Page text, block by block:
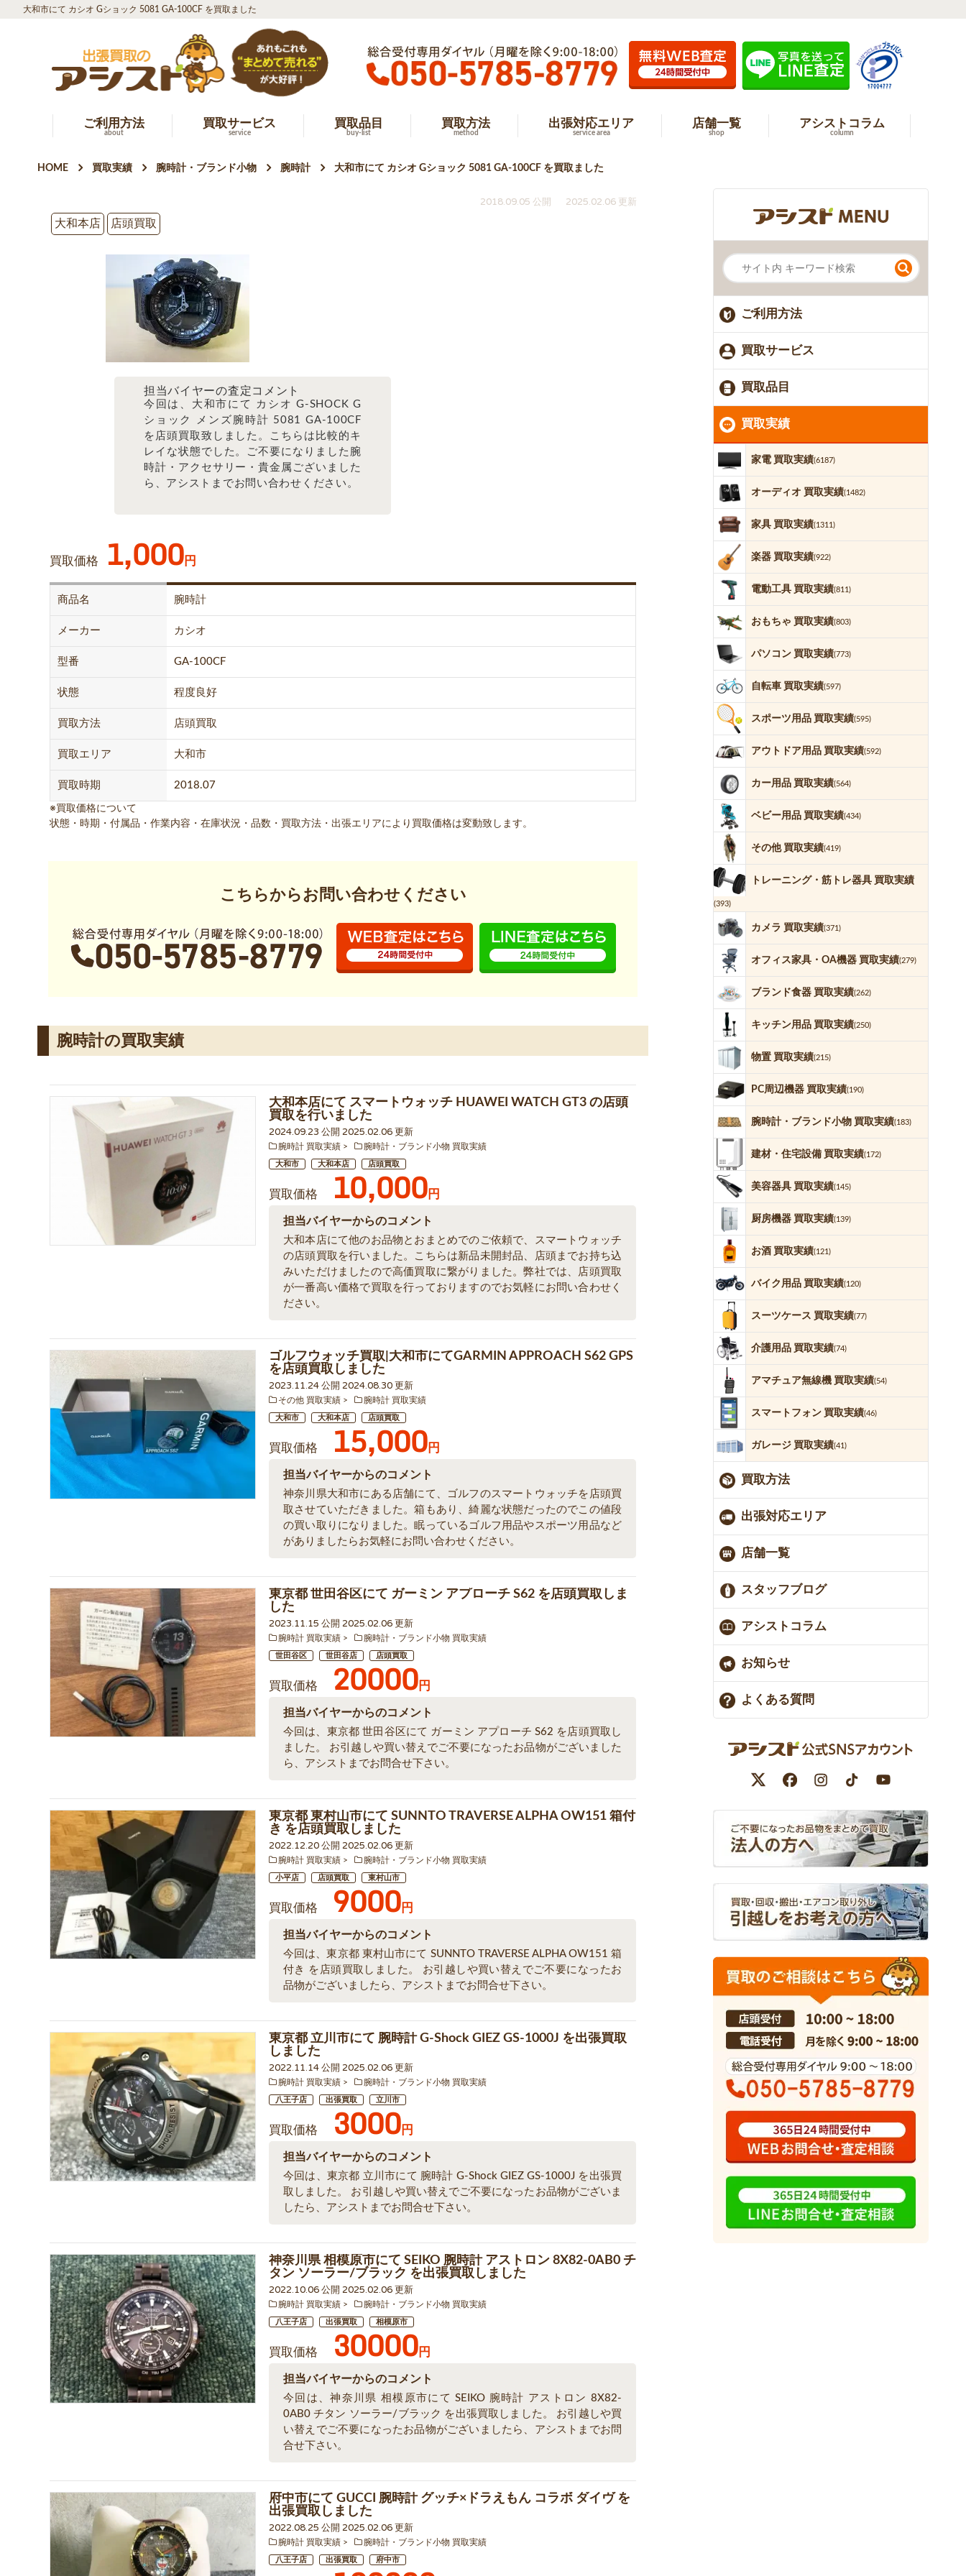
大和市にて カシオ Gショック 5081 GA-100CF を買取ました
ご利用方法
about
買取サービス
service
買取品目
buy-list
買取方法
method
出張対応エリア
service area
店舗一覧
shop
アシストコラム
column
HOME 買取実績 腕時計・ブランド小物 腕時計 大和市にて カシオ Gショック 5081 GA-100CF を買取ました
2018.09.05 公開
2025.02.06 更新
大和本店
店頭買取
担当バイヤーの査定コメント
今回は、大和市にて カシオ G-SHOCK G
ショック メンズ腕時計 5081 GA-100CF
を店頭買取致しました。こちらは比較的キ
レイな状態でした。ご不要になりました腕
時計・アクセサリー・貴金属ございました
ら、アシストまでお問い合わせください。
買取価格 1,000円
商品名 腕時計
メーカー カシオ
型番 GA-100CF
状態 程度良好
買取方法 店頭買取
買取エリア 大和市
買取時期 2018.07
※買取価格について
状態・時期・付属品・作業内容・在庫状況・品数・買取方法・出張エリアにより買取価格は変動致します。
こちらからお問い合わせください
腕時計の買取実績
大和本店にて スマートウォッチ HUAWEI WATCH GT3 の店頭
買取を行いました
2024.09.23 公開 2025.02.06 更新
腕時計 買取実績 腕時計・ブランド小物 買取実績
大和市 大和本店 店頭買取
買取価格 10,000円
担当バイヤーからのコメント
大和本店にて他のお品物とおまとめでのご依頼で、スマートウォッチ
の店頭買取を行いました。こちらは新品未開封品、店頭までお持ち込
みいただけましたので高価買取に繋がりました。弊社では、店頭買取
が一番高い価格で買取を行っておりますのでお気軽にお問い合わせく
ださい。
ゴルフウォッチ買取|大和市にてGARMIN APPROACH S62 GPS
を店頭買取しました
2023.11.24 公開 2024.08.30 更新
その他 買取実績 腕時計 買取実績
大和市 大和本店 店頭買取
買取価格 15,000円
担当バイヤーからのコメント
神奈川県大和市にある店舗にて、ゴルフのスマートウォッチを店頭買
取させていただきました。箱もあり、綺麗な状態だったのでこの値段
の買い取りになりました。眠っているゴルフ用品やスポーツ用品など
がありましたらお気軽にお問い合わせください。
東京都 世田谷区にて ガーミン アプローチ S62 を店頭買取しま
した
2023.11.15 公開 2025.02.06 更新
腕時計 買取実績 腕時計・ブランド小物 買取実績
世田谷区 世田谷店 店頭買取
買取価格 20000円
担当バイヤーからのコメント
今回は、東京都 世田谷区にて ガーミン アプローチ S62 を店頭買取し
ました。 お引越しや買い替えでご不要になったお品物がございました
ら、アシストまでお問合せ下さい。
東京都 東村山市にて SUNNTO TRAVERSE ALPHA OW151 箱付
き を店頭買取しました
2022.12.20 公開 2025.02.06 更新
腕時計 買取実績 腕時計・ブランド小物 買取実績
小平店 店頭買取 東村山市
買取価格 9000円
担当バイヤーからのコメント
今回は、東京都 東村山市にて SUNNTO TRAVERSE ALPHA OW151 箱
付き を店頭買取しました。 お引越しや買い替えでご不要になったお
品物がございましたら、アシストまでお問合せ下さい。
東京都 立川市にて 腕時計 G-Shock GIEZ GS-1000J を出張買取
しました
2022.11.14 公開 2025.02.06 更新
腕時計 買取実績 腕時計・ブランド小物 買取実績
八王子店 出張買取 立川市
買取価格 3000円
担当バイヤーからのコメント
今回は、東京都 立川市にて 腕時計 G-Shock GIEZ GS-1000J を出張買
取しました。 お引越しや買い替えでご不要になったお品物がございま
したら、アシストまでお問合せ下さい。
神奈川県 相模原市にて SEIKO 腕時計 アストロン 8X82-0AB0 チ
タン ソーラー/ブラック を出張買取しました
2022.10.06 公開 2025.02.06 更新
腕時計 買取実績 腕時計・ブランド小物 買取実績
八王子店 出張買取 相模原市
買取価格 30000円
担当バイヤーからのコメント
今回は、神奈川県 相模原市にて SEIKO 腕時計 アストロン 8X82-
0AB0 チタン ソーラー/ブラック を出張買取しました。 お引越しや買
い替えでご不要になったお品物がございましたら、アシストまでお問
合せ下さい。
府中市にて GUCCI 腕時計 グッチ×ドラえもん コラボ ダイヴ を
出張買取しました
2022.08.25 公開 2025.02.06 更新
腕時計 買取実績 腕時計・ブランド小物 買取実績
八王子店 出張買取 府中市
ご利用方法
買取サービス
買取品目
買取実績
家電 買取実績(6187)
オーディオ 買取実績(1482)
家具 買取実績(1311)
楽器 買取実績(922)
電動工具 買取実績(811)
おもちゃ 買取実績(803)
パソコン 買取実績(773)
自転車 買取実績(597)
スポーツ用品 買取実績(595)
アウトドア用品 買取実績(592)
カー用品 買取実績(564)
ベビー用品 買取実績(434)
その他 買取実績(419)
トレーニング・筋トレ器具 買取実績
(393)
カメラ 買取実績(371)
オフィス家具・OA機器 買取実績(279)
ブランド食器 買取実績(262)
キッチン用品 買取実績(250)
物置 買取実績(215)
PC周辺機器 買取実績(190)
腕時計・ブランド小物 買取実績(183)
建材・住宅設備 買取実績(172)
美容器具 買取実績(145)
厨房機器 買取実績(139)
お酒 買取実績(121)
バイク用品 買取実績(120)
スーツケース 買取実績(77)
介護用品 買取実績(74)
アマチュア無線機 買取実績(54)
スマートフォン 買取実績(46)
ガレージ 買取実績(41)
買取方法
出張対応エリア
店舗一覧
スタッフブログ
アシストコラム
お知らせ
よくある質問